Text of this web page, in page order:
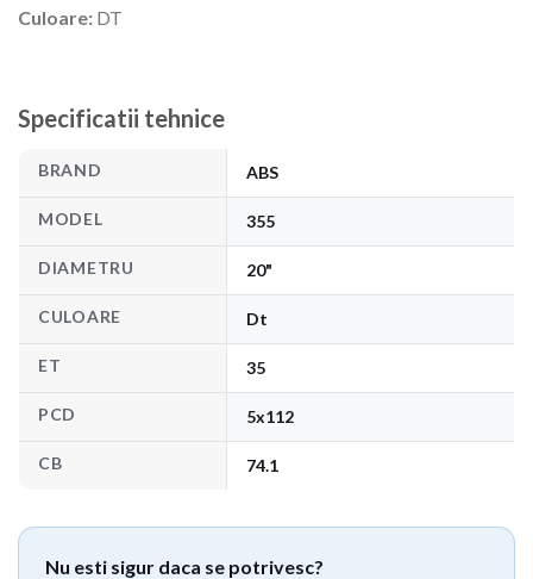
Culoare: DT
Specificatii tehnice
BRAND ABS
MODEL 355
DIAMETRU 20"
CULOARE Dt
ET 35
PCD 5x112
CB 74.1
Nu esti sigur daca se potrivesc?